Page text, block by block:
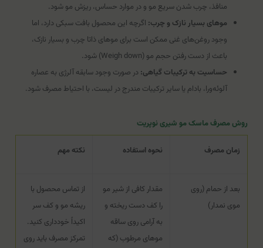
منافذ، چرب شدن سریع مو و در موارد حساس، ریزش مو شود.
موهای بسیار نازک و چرب: اگرچه این محصول بافت سبکی دارد، اما
وجود روغن‌های غنی ممکن است برای موهای ذاتا چرب و بسیار نازک،
باعث از دست رفتن حجم مو (Weigh down) شود.
حساسیت به ترکیبات گیاهی: در صورت وجود سابقه آلرژی به عصاره
آلوئه‌ورا، بادام یا سایر ترکیبات مندرج در لیست، با احتیاط مصرف شود.
روش مصرف ماسک مو شیری نوپریت
زمان مصرف نحوه استفاده نکته مهم
بعد از حمام (روی
موی نمدار)
مقدار کافی از شیر مو
را کف دست ریخته و
به آرامی روی ساقه
موهای مرطوب (که
از تماس محصول با
ریشه مو و کف سر
اکیداً خودداری کنید.
تمرکز مصرف باید روی